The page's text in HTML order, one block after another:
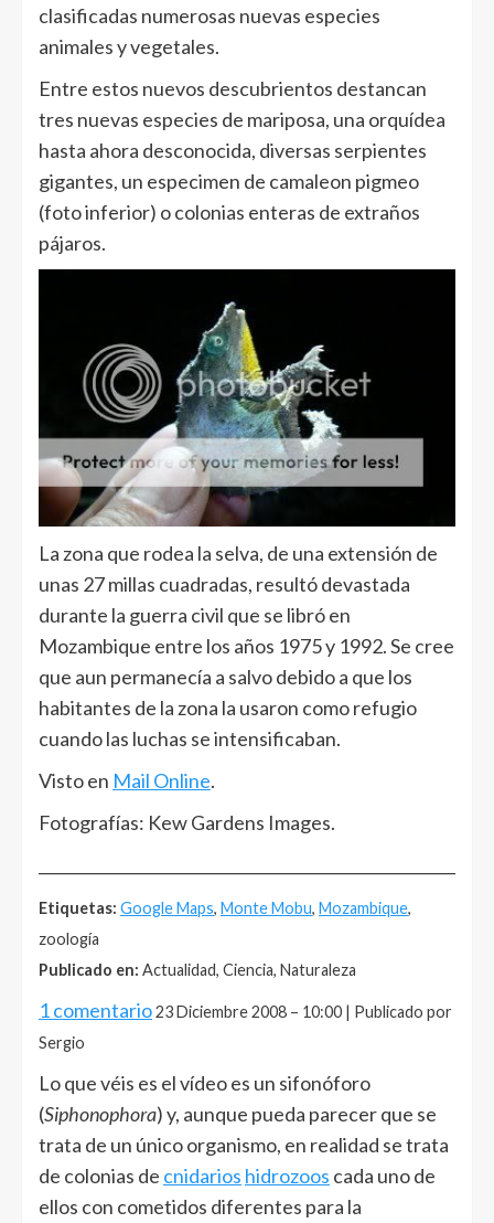
clasificadas numerosas nuevas especies
animales y vegetales.
Entre estos nuevos descubrientos destancan
tres nuevas especies de mariposa, una orquídea
hasta ahora desconocida, diversas serpientes
gigantes, un especimen de camaleon pigmeo
(foto inferior) o colonias enteras de extraños
pájaros.
La zona que rodea la selva, de una extensión de
unas 27 millas cuadradas, resultó devastada
durante la guerra civil que se libró en
Mozambique entre los años 1975 y 1992. Se cree
que aun permanecía a salvo debido a que los
habitantes de la zona la usaron como refugio
cuando las luchas se intensificaban.
Visto en Mail Online.
Fotografías: Kew Gardens Images.
Etiquetas: Google Maps, Monte Mobu, Mozambique,
zoología
Publicado en: Actualidad, Ciencia, Naturaleza
1 comentario23 Diciembre 2008 – 10:00 | Publicado por
Sergio
Lo que véis es el vídeo es un sifonóforo
(Siphonophora) y, aunque pueda parecer que se
trata de un único organismo, en realidad se trata
de colonias de cnidarios hidrozoos cada uno de
ellos con cometidos diferentes para la